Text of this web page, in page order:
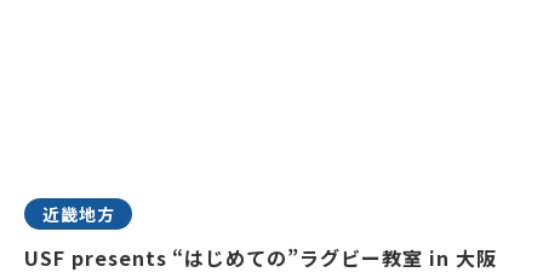
近畿地方
USF presents “はじめての”ラグビー教室 in 大阪